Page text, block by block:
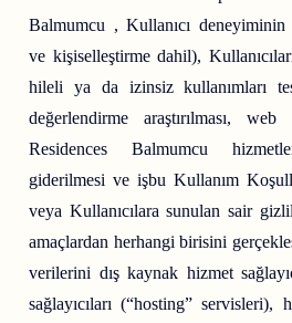
Balmumcu , Kullanıcı
ve kişiselleştirme dahil),
hileli ya da izinsiz kullanımları
değerlendirme araştırılması,
Residences Balmumcu
giderilmesi ve işbu Kullanım
veya Kullanıcılara sunulan sair
amaçlardan herhangi birisini
verilerini dış kaynak hizmet
sağlayıcıları (“hosting” servisleri),